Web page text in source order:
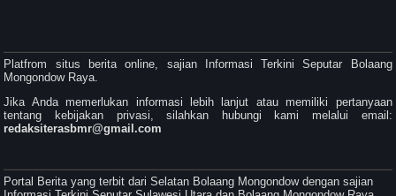
Platfrom situs berita online, sajian Informasi Terkini Seputar Bolaang
Mongondow Raya.
Jika Anda memerlukan informasi lebih lanjut atau memiliki pertanyaan
tentang kebijakan privasi, silahkan hubungi kami melalui email:
redaksiterasbmr@gmail.com
Portal Berita yang terbit dari Selatan Bolaang Mongondow dengan sajian